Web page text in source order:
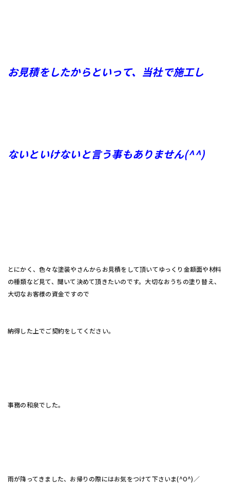
お見積をしたからといって、当社で施工し
ないといけないと言う事もありません(^^)
とにかく、色々な塗装やさんからお見積をして頂いてゆっくり金額面や材料
の種類など見て、聞いて決めて頂きたいのです。大切なおうちの塗り替え、
大切なお客様の資金ですので
納得した上でご契約をしてください。
事務の和泉でした。
雨が降ってきました、お帰りの際にはお気をつけて下さいま(^O^)／